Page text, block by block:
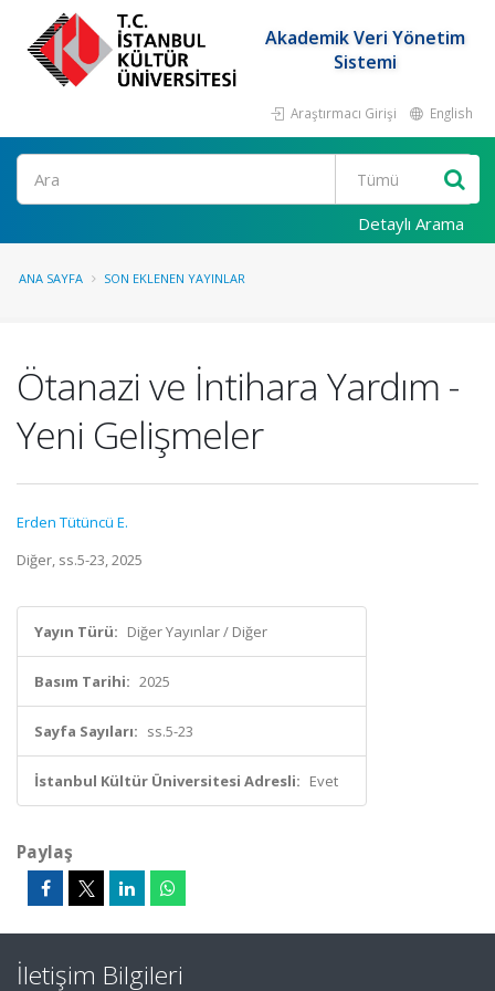
Akademik Veri Yönetim
Sistemi
Araştırmacı Girişi English
Ara
Detaylı Arama
ANA SAYFA SON EKLENEN YAYINLAR
Ötanazi ve İntihara Yardım -
Yeni Gelişmeler
Erden Tütüncü E.
Diğer, ss.5-23, 2025
Yayın Türü: Diğer Yayınlar / Diğer
Basım Tarihi: 2025
Sayfa Sayıları: ss.5-23
İstanbul Kültür Üniversitesi Adresli: Evet
Paylaş
İletişim Bilgileri